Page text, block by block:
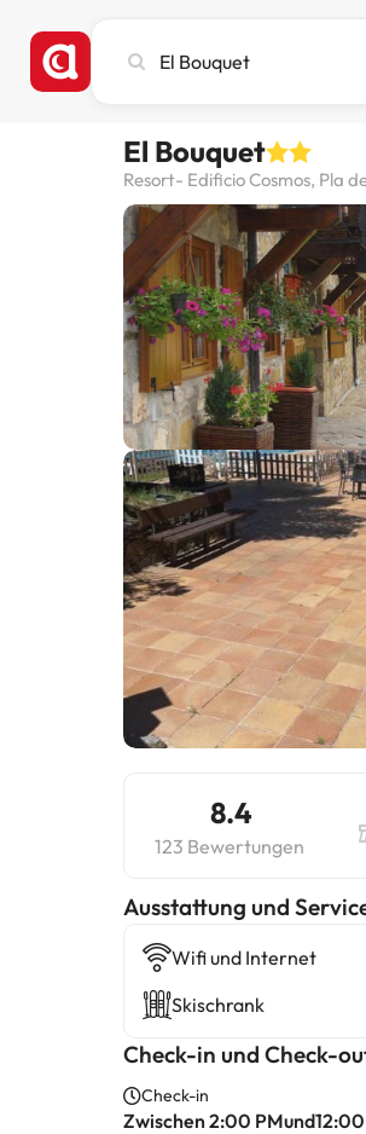
Hotel
eingeben
El Bouquet
Resort- Edificio Cosmos, Pla
8.4
123 Bewertungen
​Ausstattung und
Wifi und Internet
Skischrank
Check-in und Check-
Check-in
Zwischen 2:00